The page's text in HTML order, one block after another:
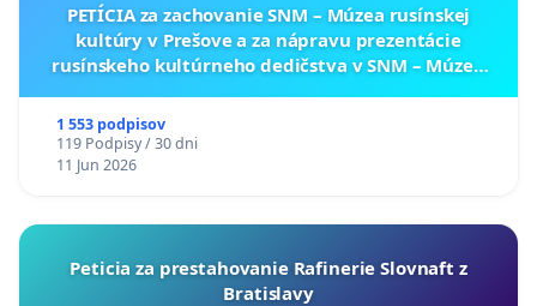
PETÍCIA za zachovanie SNM – Múzea rusínskej
kultúry v Prešove a za nápravu prezentácie
rusínskeho kultúrneho dedičstva v SNM – Múzeu
1 553 podpisov
119 Podpisy / 30 dni
11 Jun 2026
Peticia za prestahovanie Rafinerie Slovnaft z
Bratislavy